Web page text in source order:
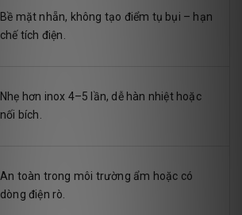
Bề mặt nhẵn, không tạo điểm tụ bụi – hạn
chế tích điện.
Nhẹ hơn inox 4–5 lần, dễ hàn nhiệt hoặc
nối bích.
An toàn trong môi trường ẩm hoặc có
dòng điện rò.